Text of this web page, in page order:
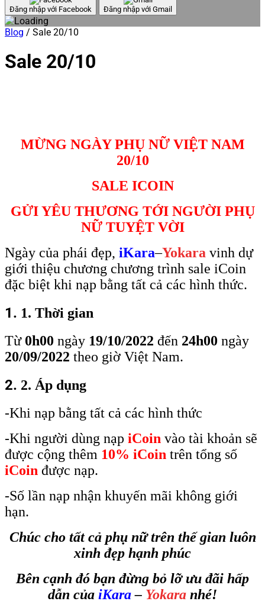
Đăng nhập với Facebook Đăng nhập với Gmail
Blog / Sale 20/10
Sale 20/10
MỪNG NGÀY PHỤ NỮ VIỆT NAM
20/10
SALE ICOIN
GỬI YÊU THƯƠNG TỚI NGƯỜI PHỤ
NỮ TUYỆT VỜI
Ngày của phái đẹp, iKara–Yokara vinh dự
giới thiệu chương chương trình sale iCoin
đặc biệt khi nạp bằng tất cả các hình thức.
1. 1. Thời gian
Từ 0h00 ngày 19/10/2022 đến 24h00 ngày
20/09/2022 theo giờ Việt Nam.
2. 2. Áp dụng
-Khi nạp bằng tất cả các hình thức
-Khi người dùng nạp iCoin vào tài khoản sẽ
được cộng thêm 10% iCoin trên tổng số
iCoin được nạp.
-Số lần nạp nhận khuyến mãi không giới
hạn.
Chúc cho tất cả phụ nữ trên thế gian luôn
xinh đẹp hạnh phúc
Bên cạnh đó bạn đừng bỏ lỡ ưu đãi hấp
dẫn của iKara– Yokara nhé!